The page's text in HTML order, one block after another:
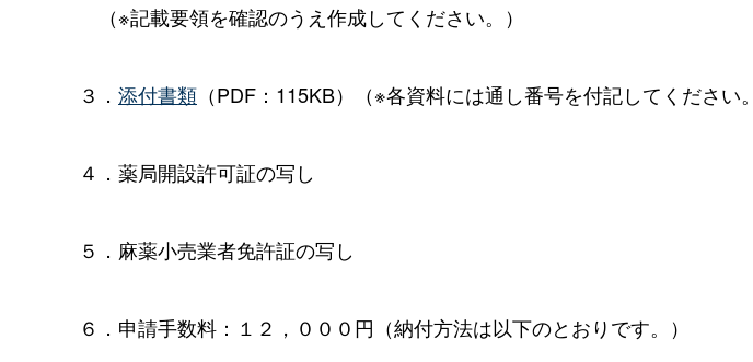
（※記載要領を確認のうえ作成してください。）
３． 添付書類 （PDF：115KB） （※各資料には通し番号を付記してください
４．薬局開設許可証の写し
５．麻薬小売業者免許証の写し
６．申請手数料：１２，０００円（納付方法は以下のとおりです。）